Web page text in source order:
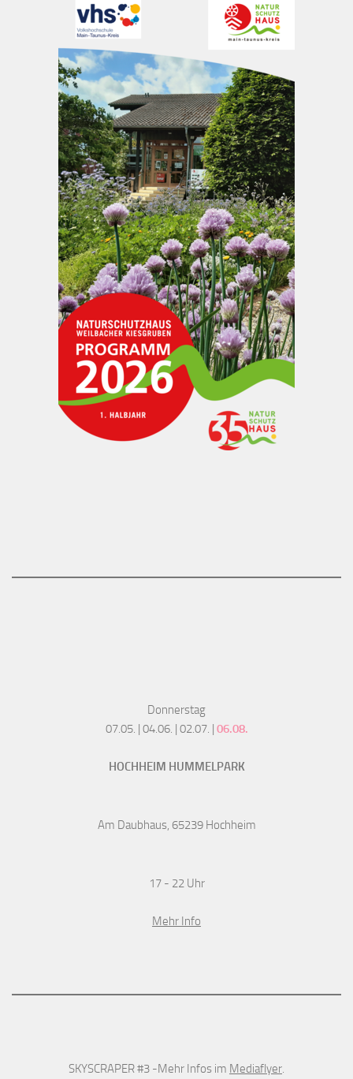
Donnerstag
07.05. | 04.06. | 02.07. | 06.08.
HOCHHEIM HUMMELPARK
Am Daubhaus, 65239 Hochheim
17 - 22 Uhr
Mehr Info
SKYSCRAPER #3 -Mehr Infos im Mediaflyer.